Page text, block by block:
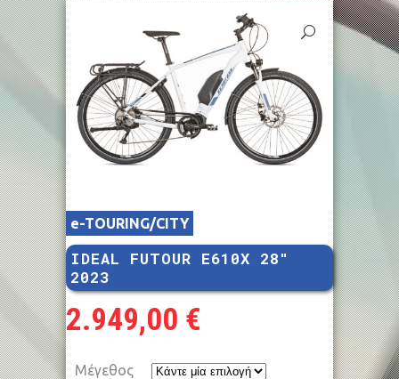
e-TOURING/CITY
IDEAL FUTOUR E610X 28″
2023
2.949,00 €
Μέγεθος